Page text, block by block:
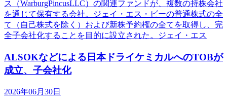
ス（WarburgPincusLLC）の関連ファンドが、複数の持株会社
を通じて保有する会社。ジェイ・エス・ビーの普通株式の全
て（自己株式を除く）および新株予約権の全てを取得し、完
全子会社化することを目的に設立された。ジェイ・エス
ALSOKなどによる日本ドライケミカルへのTOBが
成立、子会社化
2026年06月30日